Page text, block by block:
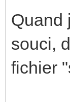
Quand
souci,
fichier